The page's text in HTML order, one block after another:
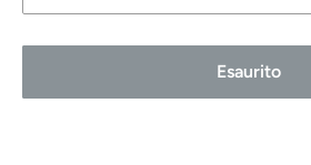
Esaurito